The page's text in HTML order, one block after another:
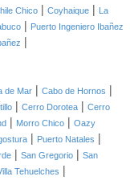
Chico | Coyhaique |
La
| Puerto Ingeniero Ibañez
|
de Mar | Cabo de Hornos |
| Cerro Dorotea | Cerro
| Morro Chico | Oazy
| Puerto Natales |
| San Gregorio | San
Tehuelches |